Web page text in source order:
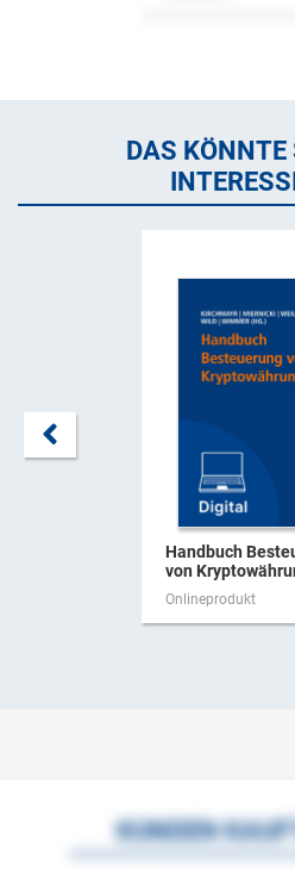
DAS KÖNNTE
Handbuch
von
Onlineprodukt
KUNDEN